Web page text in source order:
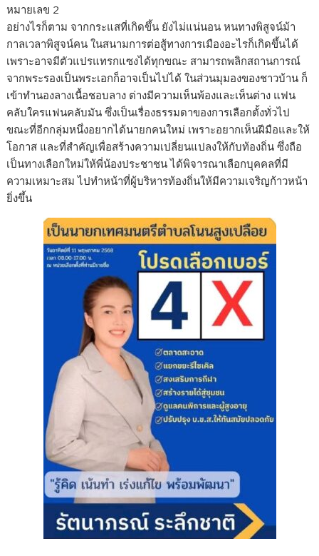
หมายเลข 2
อย่างไรก็ตาม จากกระแสที่เกิดขึ้น ยังไม่แน่นอน หนทางพิสูจน์ม้า
กาลเวลาพิสูจน์คน ในสนามการต่อสู้ทางการเมืองอะไรก็เกิดขึ้นได้
เพราะอาจมีตัวแปรแทรกแซงได้ทุกขณะ สามารถพลิกสถานการณ์
จากพระรองเป็นพระเอกก็อาจเป็นไปได้ ในส่วนมุมองของชาวบ้าน ก็
เข้าทำนองลางเนื้อชอบลาง ต่างมีความเห็นพ้องและเห็นต่าง แฟน
คลับใครแฟนคลับมัน ซึ่งเป็นเรื่องธรรมดาของการเลือกตั้งทั่วไป
ขณะที่อีกกลุ่มหนึ่งอยากได้นายกคนใหม่ เพราะอยากเห็นฝีมือและให้
โอกาส และที่สำคัญเพื่อสร้างความเปลี่ยนแปลงให้กับท้องถิ่น ซึ่งถือ
เป็นทางเลือกใหม่ให้พี่น้องประชาชน ได้พิจารณาเลือกบุคคลที่มี
ความเหมาะสม ไปทำหน้าที่ผู้บริหารท้องถิ่นให้มีความเจริญก้าวหน้า
ยิ่งขึ้น